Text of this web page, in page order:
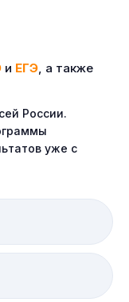
и ЕГЭ, а также
России.
уже с